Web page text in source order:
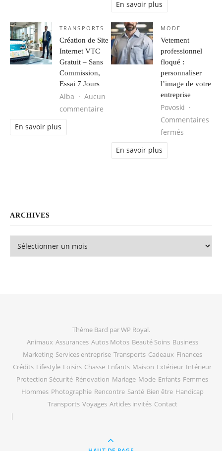
En savoir plus
TRANSPORTS
Création de Site
Internet VTC
Gratuit – Sans
Commission,
Essai 7 Jours
Alba
Aucun
commentaire sur Création de Site Internet VTC
En savoir plus
MODE
Vetement
professionnel
floqué :
personnaliser
l’image de votre
entreprise
Povoski
Commentaires
fermés
En savoir plus
ARCHIVES
Thème Bard parWP Royal.
Animaux Assurances Autos Motos Beauté Soins Business
Marketing Services entreprise Transports Cadeaux Finances
Crédits Lifestyle Loisirs Chasse Enfants Maison Extérieur Intérieur
Protection Sécurité Rénovation Mariage Mode Enfants Femmes
Hommes Photographie Rencontre Santé Bien être Handicap
Transports Voyages Articles invités Contact